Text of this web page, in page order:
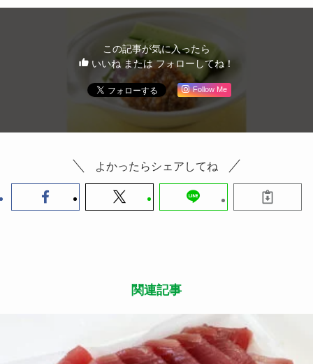
この記事が気に入ったら
いいね または フォローしてね！
Follow Me
よかったらシェアしてね
関連記事